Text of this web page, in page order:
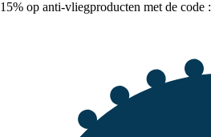
15% op anti-vliegproducten met de code :